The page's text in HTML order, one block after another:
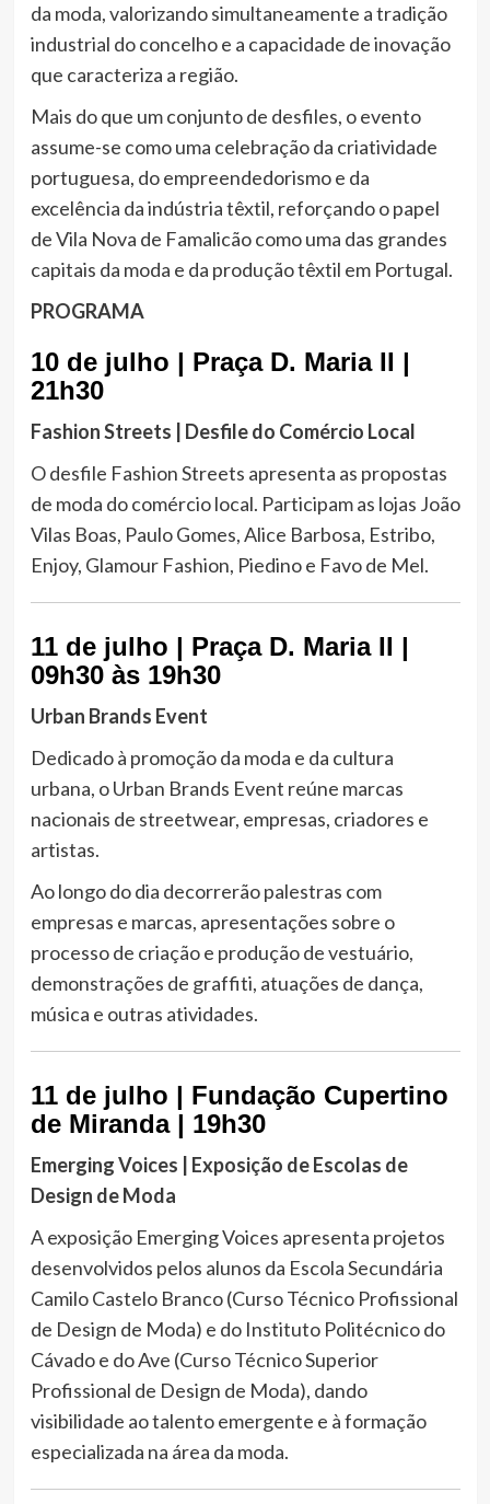
da moda, valorizando simultaneamente a tradição
industrial do concelho e a capacidade de inovação
que caracteriza a região.
Mais do que um conjunto de desfiles, o evento
assume-se como uma celebração da criatividade
portuguesa, do empreendedorismo e da
excelência da indústria têxtil, reforçando o papel
de Vila Nova de Famalicão como uma das grandes
capitais da moda e da produção têxtil em Portugal.
PROGRAMA
10 de julho | Praça D. Maria II |
21h30
Fashion Streets | Desfile do Comércio Local
O desfile Fashion Streets apresenta as propostas
de moda do comércio local. Participam as lojas João
Vilas Boas, Paulo Gomes, Alice Barbosa, Estribo,
Enjoy, Glamour Fashion, Piedino e Favo de Mel.
11 de julho | Praça D. Maria II |
09h30 às 19h30
Urban Brands Event
Dedicado à promoção da moda e da cultura
urbana, o Urban Brands Event reúne marcas
nacionais de streetwear, empresas, criadores e
artistas.
Ao longo do dia decorrerão palestras com
empresas e marcas, apresentações sobre o
processo de criação e produção de vestuário,
demonstrações de graffiti, atuações de dança,
música e outras atividades.
11 de julho | Fundação Cupertino
de Miranda | 19h30
Emerging Voices | Exposição de Escolas de
Design de Moda
A exposição Emerging Voices apresenta projetos
desenvolvidos pelos alunos da Escola Secundária
Camilo Castelo Branco (Curso Técnico Profissional
de Design de Moda) e do Instituto Politécnico do
Cávado e do Ave (Curso Técnico Superior
Profissional de Design de Moda), dando
visibilidade ao talento emergente e à formação
especializada na área da moda.